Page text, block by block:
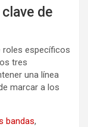
de
roles específicos
tres
una línea
marcar a los
bandas,